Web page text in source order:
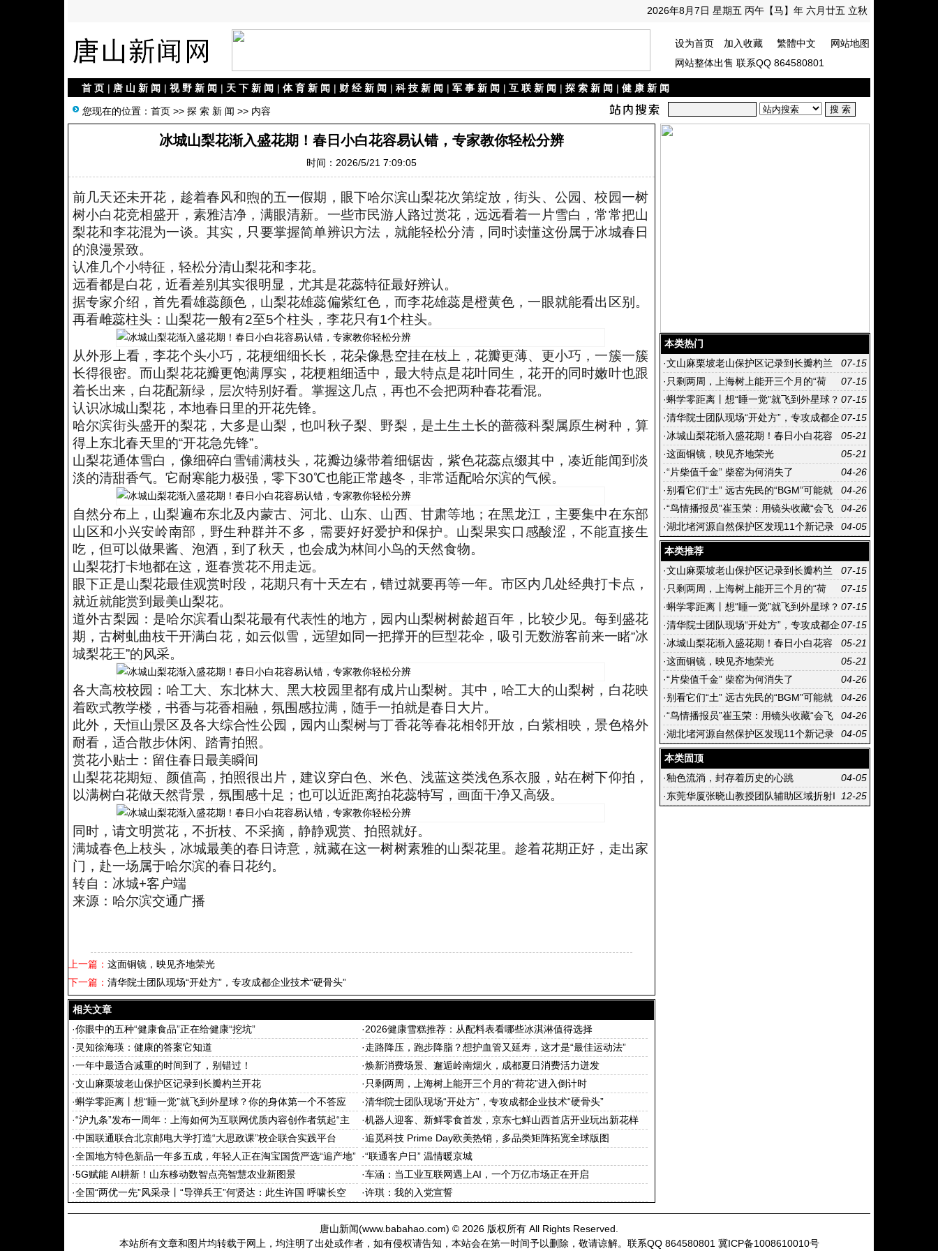
2026年8月7日 星期五 丙午【马】年 六月廿五 立秋
设为首页 加入收藏 繁體中文
网站地图
网站整体出售 联系QQ 864580801
首 页 | 唐 山 新 闻 | 视 野 新 闻 | 天 下 新 闻 | 体 育 新 闻 | 财 经 新 闻 | 科 技 新 闻 | 军 事 新 闻 | 互 联 新 闻 | 探 索 新 闻 | 健 康 新 闻
您现在的位置： 首页 >> 探 索 新 闻 >> 内容
冰城山梨花渐入盛花期！春日小白花容易认错，专家教你轻松分辨
时间：2026/5/21 7:09:05
前几天还未开花，趁着春风和煦的五一假期，眼下哈尔滨山梨花次第绽放，街头、公园、校园一树
树小白花竞相盛开，素雅洁净，满眼清新。一些市民游人路过赏花，远远看着一片雪白，常常把山
梨花和李花混为一谈。其实，只要掌握简单辨识方法，就能轻松分清，同时读懂这份属于冰城春日
的浪漫景致。
认准几个小特征，轻松分清山梨花和李花。
远看都是白花，近看差别其实很明显，尤其是花蕊特征最好辨认。
据专家介绍，首先看雄蕊颜色，山梨花雄蕊偏紫红色，而李花雄蕊是橙黄色，一眼就能看出区别。
再看雌蕊柱头：山梨花一般有2至5个柱头，李花只有1个柱头。
从外形上看，李花个头小巧，花梗细细长长，花朵像悬空挂在枝上，花瓣更薄、更小巧，一簇一簇
长得很密。而山梨花花瓣更饱满厚实，花梗粗细适中，最大特点是花叶同生，花开的同时嫩叶也跟
着长出来，白花配新绿，层次特别好看。掌握这几点，再也不会把两种春花看混。
认识冰城山梨花，本地春日里的开花先锋。
哈尔滨街头盛开的梨花，大多是山梨，也叫秋子梨、野梨，是土生土长的蔷薇科梨属原生树种，算
得上东北春天里的“开花急先锋”。
山梨花通体雪白，像细碎白雪铺满枝头，花瓣边缘带着细锯齿，紫色花蕊点缀其中，凑近能闻到淡
淡的清甜香气。它耐寒能力极强，零下30℃也能正常越冬，非常适配哈尔滨的气候。
自然分布上，山梨遍布东北及内蒙古、河北、山东、山西、甘肃等地；在黑龙江，主要集中在东部
山区和小兴安岭南部，野生种群并不多，需要好好爱护和保护。山梨果实口感酸涩，不能直接生
吃，但可以做果酱、泡酒，到了秋天，也会成为林间小鸟的天然食物。
山梨花打卡地都在这，逛春赏花不用走远。
眼下正是山梨花最佳观赏时段，花期只有十天左右，错过就要再等一年。市区内几处经典打卡点，
就近就能赏到最美山梨花。
道外古梨园：是哈尔滨看山梨花最有代表性的地方，园内山梨树树龄超百年，比较少见。每到盛花
期，古树虬曲枝干开满白花，如云似雪，远望如同一把撑开的巨型花伞，吸引无数游客前来一睹“冰
城梨花王”的风采。
各大高校校园：哈工大、东北林大、黑大校园里都有成片山梨树。其中，哈工大的山梨树，白花映
着欧式教学楼，书香与花香相融，氛围感拉满，随手一拍就是春日大片。
此外，天恒山景区及各大综合性公园，园内山梨树与丁香花等春花相邻开放，白紫相映，景色格外
耐看，适合散步休闲、踏青拍照。
赏花小贴士：留住春日最美瞬间
山梨花花期短、颜值高，拍照很出片，建议穿白色、米色、浅蓝这类浅色系衣服，站在树下仰拍，
以满树白花做天然背景，氛围感十足；也可以近距离拍花蕊特写，画面干净又高级。
同时，请文明赏花，不折枝、不采摘，静静观赏、拍照就好。
满城春色上枝头，冰城最美的春日诗意，就藏在这一树树素雅的山梨花里。趁着花期正好，走出家
门，赴一场属于哈尔滨的春日花约。
转自：冰城+客户端
来源：哈尔滨交通广播
上一篇： 这面铜镜，映见齐地荣光
下一篇： 清华院士团队现场“开处方”，专攻成都企业技术“硬骨头”
相关文章
·你眼中的五种“健康食品”正在给健康“挖坑” ·2026健康雪糕推荐：从配料表看哪些冰淇淋值得选择
· 灵知徐海瑛：健康的答案它知道 ·走路降压，跑步降脂？想护血管又延寿，这才是“最佳运动法”
·一年中最适合减重的时间到了，别错过！ ·焕新消费场景、邂逅岭南烟火，成都夏日消费活力迸发
·文山麻栗坡老山保护区记录到长瓣杓兰开花 · 只剩两周，上海树上能开三个月的“荷花”进入倒计时
·蝌学零距离丨想“睡一觉”就飞到外星球？你的身体第一个不答应 ·清华院士团队现场“开处方”，专攻成都企业技术“硬骨头”
·“沪九条”发布一周年：上海如何为互联网优质内容创作者筑起“主
场”
·机器人迎客、新鲜零食首发，京东七鲜山西首店开业玩出新花样
·中国联通联合北京邮电大学打造“大思政课”校企联合实践平台 ·追觅科技 Prime Day欧美热销，多品类矩阵拓宽全球版图
·全国地方特色新品一年多五成，年轻人正在淘宝国货严选“追产地” ·“联通客户日” 温情暖京城
·5G赋能 AI耕新！山东移动数智点亮智慧农业新图景 ·车涵：当工业互联网遇上AI，一个万亿市场正在开启
·全国“两优一先”风采录丨“导弹兵王”何贤达：此生许国 呼啸长空 ·许琪：我的入党宣誓
本类热门
07-15
·文山麻栗坡老山保护区记录到长瓣杓兰
开花
07-15
· 只剩两周，上海树上能开三个月的“荷
花”进入倒计时
07-15
·蝌学零距离丨想“睡一觉”就飞到外星球？
你的身体第一个不答应
07-15
·清华院士团队现场“开处方”，专攻成都企
业技术“硬骨头”
05-21
·冰城山梨花渐入盛花期！春日小白花容
易认错，专家教你轻松分辨
05-21
·这面铜镜，映见齐地荣光
04-26
·“片柴值千金” 柴窑为何消失了
04-26
·别看它们“土” 远古先民的“BGM”可能就
靠它们
04-26
·“鸟情播报员”崔玉荣：用镜头收藏“会飞
的风景”
04-05
·湖北堵河源自然保护区发现11个新记录
鸟种
本类推荐
07-15
·文山麻栗坡老山保护区记录到长瓣杓兰
开花
07-15
· 只剩两周，上海树上能开三个月的“荷
花”进入倒计时
07-15
·蝌学零距离丨想“睡一觉”就飞到外星球？
你的身体第一个不答应
07-15
·清华院士团队现场“开处方”，专攻成都企
业技术“硬骨头”
05-21
·冰城山梨花渐入盛花期！春日小白花容
易认错，专家教你轻松分辨
05-21
·这面铜镜，映见齐地荣光
04-26
·“片柴值千金” 柴窑为何消失了
04-26
·别看它们“土” 远古先民的“BGM”可能就
靠它们
04-26
·“鸟情播报员”崔玉荣：用镜头收藏“会飞
的风景”
04-05
·湖北堵河源自然保护区发现11个新记录
鸟种
本类固顶
04-05
·釉色流淌，封存着历史的心跳
12-25
·东莞华厦张晓山教授团队辅助区域折射I
唐山新闻(www.babahao.com) © 2026 版权所有 All Rights Reserved.
本站所有文章和图片均转载于网上，均注明了出处或作者，如有侵权请告知，本站会在第一时间予以删除，敬请谅解。联系QQ 864580801 冀ICP备1008610010号